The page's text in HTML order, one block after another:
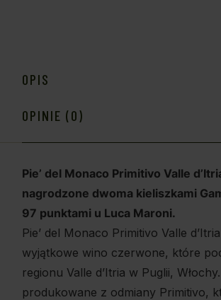
OPIS
OPINIE (0)
Pie’ del Monaco Primitivo Valle
nagrodzone dwoma kieliszkami
97 punktami u Luca Maroni.
Pie’ del Monaco Primitivo Valle
wyjątkowe wino czerwone, które
regionu Valle d’Itria w Puglii,
produkowane z odmiany Primitivo,